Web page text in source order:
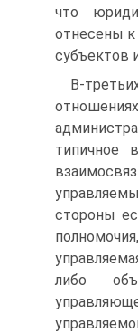
что
отнесены
субъектов
В-
типичное
стороны
либо